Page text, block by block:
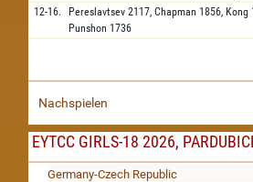
12-16. Pereslavtsev 2117, Chapman 1856, Kong
Punshon 1736
Nachspielen
EYTCC GIRLS-18 2026,
Germany-Czech Republic